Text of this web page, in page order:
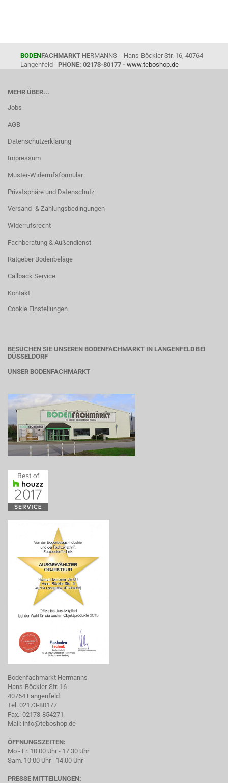
BODENFACHMARKT HERMANNS - Hans-Böckler Str. 16, 40764
Langenfeld - PHONE: 02173-80177 - www.teboshop.de
MEHR ÜBER...
Jobs
AGB
Datenschutzerklärung
Impressum
Muster-Widerrufsformular
Privatsphäre und Datenschutz
Versand- & Zahlungsbedingungen
Widerrufsrecht
Fachberatung & Außendienst
Ratgeber Bodenbeläge
Callback Service
Kontakt
Cookie Einstellungen
BESUCHEN SIE UNSEREN BODENFACHMARKT IN LANGENFELD BEI
DÜSSELDORF
UNSER BODENFACHMARKT
Bodenfachmarkt Hermanns
Hans-Böckler-Str. 16
40764 Langenfeld
Tel. 02173-80177
Fax.: 02173-854271
Mail: info@teboshop.de
ÖFFNUNGSZEITEN:
Mo - Fr. 10.00 Uhr - 17.30 Uhr
Sam. 10.00 Uhr - 14.00 Uhr
PRESSE MITTEILUNGEN: